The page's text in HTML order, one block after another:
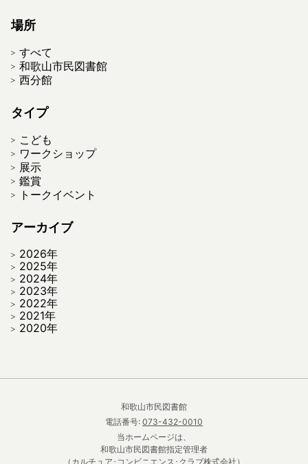
場所
すべて
和歌山市民図書館
西分館
タイプ
こども
ワークショップ
展示
鑑賞
トークイベント
アーカイブ
2026年
2025年
2024年
2023年
2022年
2021年
2020年
和歌山市民図書館
電話番号: 073-432-0010
当ホームページは、
和歌山市民図書館指定管理者
（カルチュア･コンビニエンス･クラブ株式会社）